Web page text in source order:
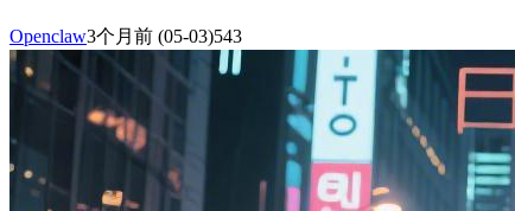
Openclaw3个月前 (05-03)543